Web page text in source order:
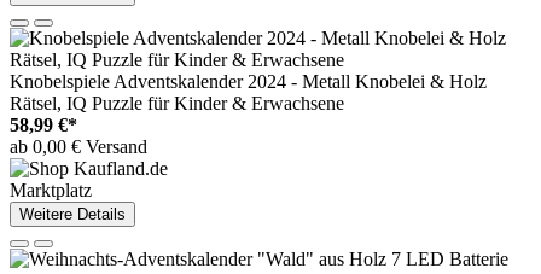
Knobelspiele Adventskalender 2024 - Metall Knobelei & Holz
Rätsel, IQ Puzzle für Kinder & Erwachsene
58,99 €*
ab 0,00 € Versand
Marktplatz
Weitere Details